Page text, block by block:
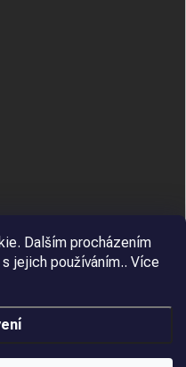
Dalším procházením
jejich používáním.. Více